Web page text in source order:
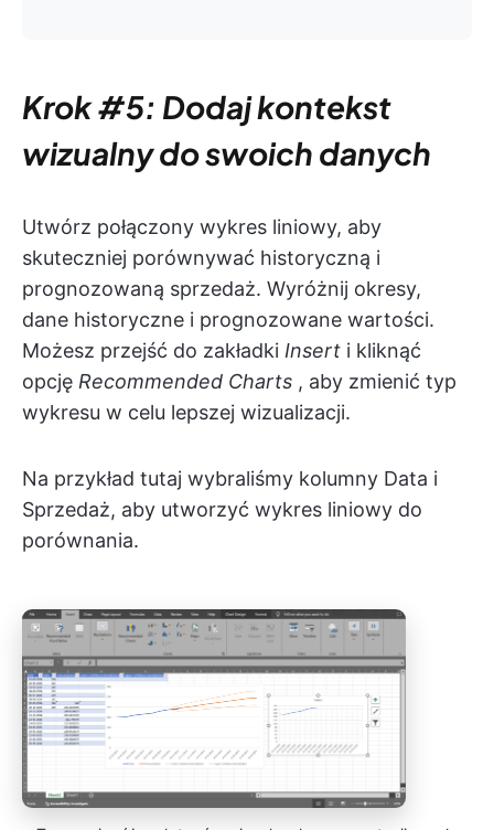
Krok #5: Dodaj kontekst
wizualny do swoich danych
Utwórz połączony wykres liniowy, aby
skuteczniej porównywać historyczną i
prognozowaną sprzedaż. Wyróżnij okresy,
dane historyczne i prognozowane wartości.
Możesz przejść do zakładki Insert i kliknąć
opcję Recommended Charts , aby zmienić typ
wykresu w celu lepszej wizualizacji.
Na przykład tutaj wybraliśmy kolumny Data i
Sprzedaż, aby utworzyć wykres liniowy do
porównania.